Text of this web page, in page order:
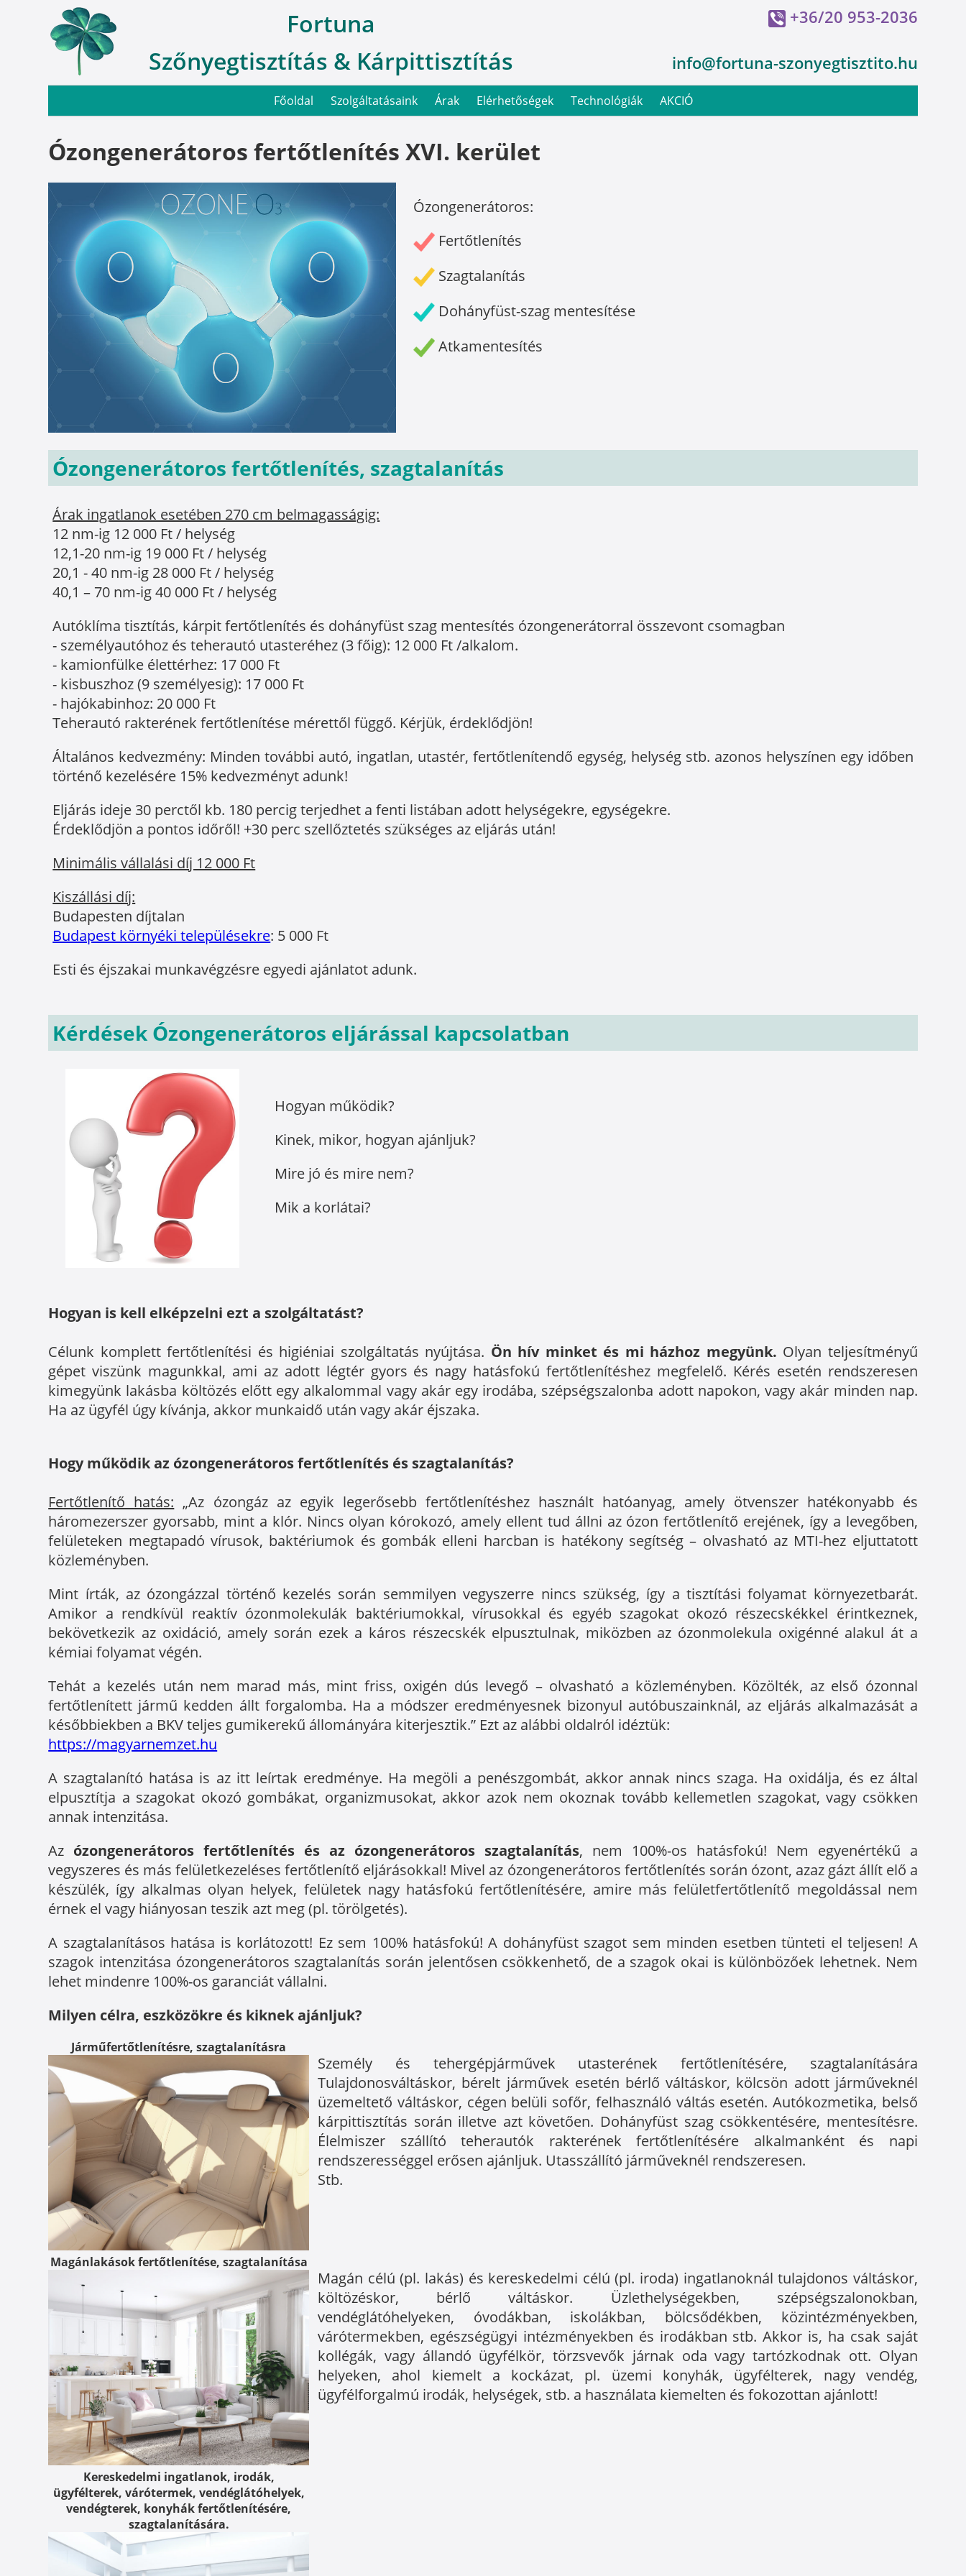
Fortuna
Szőnyegtisztítás & Kárpittisztítás
+36/20 953-2036
info@fortuna-szonyegtisztito.hu
Főoldal Szolgáltatásaink Árak Elérhetőségek Technológiák AKCIÓ
Ózongenerátoros fertőtlenítés XVI. kerület
Ózongenerátoros:
Fertőtlenítés
Szagtalanítás
Dohányfüst-szag mentesítése
Atkamentesítés
Ózongenerátoros fertőtlenítés, szagtalanítás
Árak ingatlanok esetében 270 cm belmagasságig:
12 nm-ig 12 000 Ft / helység
12,1-20 nm-ig 19 000 Ft / helység
20,1 - 40 nm-ig 28 000 Ft / helység
40,1 – 70 nm-ig 40 000 Ft / helység
Autóklíma tisztítás, kárpit fertőtlenítés és dohányfüst szag mentesítés ózongenerátorral összevont csomagban
- személyautóhoz és teherautó utasteréhez (3 főig): 12 000 Ft /alkalom.
- kamionfülke élettérhez: 17 000 Ft
- kisbuszhoz (9 személyesig): 17 000 Ft
- hajókabinhoz: 20 000 Ft
Teherautó rakterének fertőtlenítése mérettől függő. Kérjük, érdeklődjön!
Általános kedvezmény: Minden további autó, ingatlan, utastér, fertőtlenítendő egység, helység stb. azonos helyszínen egy időben
történő kezelésére 15% kedvezményt adunk!
Eljárás ideje 30 perctől kb. 180 percig terjedhet a fenti listában adott helységekre, egységekre.
Érdeklődjön a pontos időről! +30 perc szellőztetés szükséges az eljárás után!
Minimális vállalási díj 12 000 Ft
Kiszállási díj:
Budapesten díjtalan
Budapest környéki településekre: 5 000 Ft
Esti és éjszakai munkavégzésre egyedi ajánlatot adunk.
Kérdések Ózongenerátoros eljárással kapcsolatban
Hogyan működik?
Kinek, mikor, hogyan ajánljuk?
Mire jó és mire nem?
Mik a korlátai?
Hogyan is kell elképzelni ezt a szolgáltatást?
Célunk komplett fertőtlenítési és higiéniai szolgáltatás nyújtása. Ön hív minket és mi házhoz megyünk. Olyan teljesítményű
gépet viszünk magunkkal, ami az adott légtér gyors és nagy hatásfokú fertőtlenítéshez megfelelő. Kérés esetén rendszeresen
kimegyünk lakásba költözés előtt egy alkalommal vagy akár egy irodába, szépségszalonba adott napokon, vagy akár minden nap.
Ha az ügyfél úgy kívánja, akkor munkaidő után vagy akár éjszaka.
Hogy működik az ózongenerátoros fertőtlenítés és szagtalanítás?
Fertőtlenítő hatás: „Az ózongáz az egyik legerősebb fertőtlenítéshez használt hatóanyag, amely ötvenszer hatékonyabb és
háromezerszer gyorsabb, mint a klór. Nincs olyan kórokozó, amely ellent tud állni az ózon fertőtlenítő erejének, így a levegőben,
felületeken megtapadó vírusok, baktériumok és gombák elleni harcban is hatékony segítség – olvasható az MTI-hez eljuttatott
közleményben.
Mint írták, az ózongázzal történő kezelés során semmilyen vegyszerre nincs szükség, így a tisztítási folyamat környezetbarát.
Amikor a rendkívül reaktív ózonmolekulák baktériumokkal, vírusokkal és egyéb szagokat okozó részecskékkel érintkeznek,
bekövetkezik az oxidáció, amely során ezek a káros részecskék elpusztulnak, miközben az ózonmolekula oxigénné alakul át a
kémiai folyamat végén.
Tehát a kezelés után nem marad más, mint friss, oxigén dús levegő – olvasható a közleményben. Közölték, az első ózonnal
fertőtlenített jármű kedden állt forgalomba. Ha a módszer eredményesnek bizonyul autóbuszainknál, az eljárás alkalmazását a
későbbiekben a BKV teljes gumikerekű állományára kiterjesztik.” Ezt az alábbi oldalról idéztük:
https://magyarnemzet.hu
A szagtalanító hatása is az itt leírtak eredménye. Ha megöli a penészgombát, akkor annak nincs szaga. Ha oxidálja, és ez által
elpusztítja a szagokat okozó gombákat, organizmusokat, akkor azok nem okoznak tovább kellemetlen szagokat, vagy csökken
annak intenzitása.
Az ózongenerátoros fertőtlenítés és az ózongenerátoros szagtalanítás, nem 100%-os hatásfokú! Nem egyenértékű a
vegyszeres és más felületkezeléses fertőtlenítő eljárásokkal! Mivel az ózongenerátoros fertőtlenítés során ózont, azaz gázt állít elő a
készülék, így alkalmas olyan helyek, felületek nagy hatásfokú fertőtlenítésére, amire más felületfertőtlenítő megoldással nem
érnek el vagy hiányosan teszik azt meg (pl. törölgetés).
A szagtalanításos hatása is korlátozott! Ez sem 100% hatásfokú! A dohányfüst szagot sem minden esetben tünteti el teljesen! A
szagok intenzitása ózongenerátoros szagtalanítás során jelentősen csökkenhető, de a szagok okai is különbözőek lehetnek. Nem
lehet mindenre 100%-os garanciát vállalni.
Milyen célra, eszközökre és kiknek ajánljuk?
Járműfertőtlenítésre, szagtalanításra
Személy és tehergépjárművek utasterének fertőtlenítésére, szagtalanítására
Tulajdonosváltáskor, bérelt járművek esetén bérlő váltáskor, kölcsön adott járműveknél
üzemeltető váltáskor, cégen belüli sofőr, felhasználó váltás esetén. Autókozmetika, belső
kárpittisztítás során illetve azt követően. Dohányfüst szag csökkentésére, mentesítésre.
Élelmiszer szállító teherautók rakterének fertőtlenítésére alkalmanként és napi
rendszerességgel erősen ajánljuk. Utasszállító járműveknél rendszeresen.
Stb.
Magánlakások fertőtlenítése, szagtalanítása
Kereskedelmi ingatlanok, irodák,
ügyfélterek, várótermek, vendéglátóhelyek,
vendégterek, konyhák fertőtlenítésére,
szagtalanítására.
Magán célú (pl. lakás) és kereskedelmi célú (pl. iroda) ingatlanoknál tulajdonos váltáskor,
költözéskor, bérlő váltáskor. Üzlethelységekben, szépségszalonokban,
vendéglátóhelyeken, óvodákban, iskolákban, bölcsődékben, közintézményekben,
várótermekben, egészségügyi intézményekben és irodákban stb. Akkor is, ha csak saját
kollégák, vagy állandó ügyfélkör, törzsvevők járnak oda vagy tartózkodnak ott. Olyan
helyeken, ahol kiemelt a kockázat, pl. üzemi konyhák, ügyfélterek, nagy vendég,
ügyfélforgalmú irodák, helységek, stb. a használata kiemelten és fokozottan ajánlott!